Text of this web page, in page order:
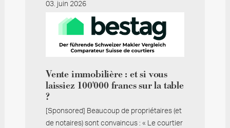
03. juin 2026
Vente immobilière : et si vous
laissiez 100'000 francs sur la table
?
[Sponsored] Beaucoup de propriétaires (et
de notaires) sont convaincus : « Le courtier